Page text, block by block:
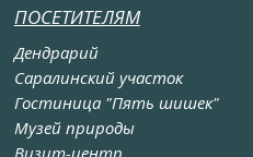
ПОСЕТИТЕЛЯМ
Дендрарий
Саралинский участок
Гостиница "Пять шишек"
Музей природы